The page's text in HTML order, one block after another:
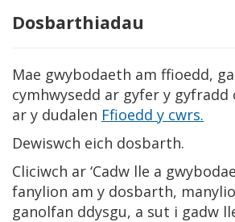
Dosbarthiadau
Mae gwybodaeth am ffioedd,
cymhwysedd ar gyfer y gyfradd
ar y dudalen Ffioedd y cwrs.
Dewiswch eich dosbarth.
Cliciwch ar ‘Cadw lle a
fanylion am y dosbarth,
ganolfan ddysgu, a sut i gadw